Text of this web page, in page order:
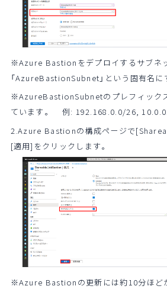
※Azure Bastionをデプロイするサブネ
「AzureBastionSubnet」という固有名に
※AzureBastionSubnetのプレフィック
ています。 例: 192.168.0.0/26,
2.Azure Bastionの構成ページで
[適用]をクリックします。
※Azure Bastionの更新には約10分ほど